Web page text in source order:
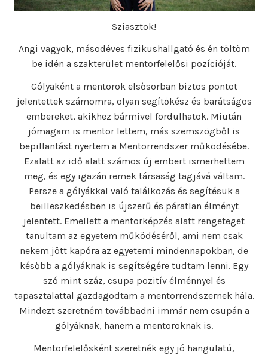
Sziasztok!
Angi vagyok, másodéves fizikushallgató és én töltöm
be idén a szakterület mentorfelelősi pozícióját.
Gólyaként a mentorok elsősorban biztos pontot
jelentettek számomra, olyan segítőkész és barátságos
embereket, akikhez bármivel fordulhatok. Miután
jómagam is mentor lettem, más szemszögből is
bepillantást nyertem a Mentorrendszer működésébe.
Ezalatt az idő alatt számos új embert ismerhettem
meg, és egy igazán remek társaság tagjává váltam.
Persze a gólyákkal való találkozás és segítésük a
beilleszkedésben is újszerű és páratlan élményt
jelentett. Emellett a mentorképzés alatt rengeteget
tanultam az egyetem működéséről, ami nem csak
nekem jött kapóra az egyetemi mindennapokban, de
később a gólyáknak is segítségére tudtam lenni. Egy
szó mint száz, csupa pozitív élménnyel és
tapasztalattal gazdagodtam a mentorrendszernek hála.
Mindezt szeretném továbbadni immár nem csupán a
gólyáknak, hanem a mentoroknak is.
Mentorfelelősként szeretnék egy jó hangulatú,